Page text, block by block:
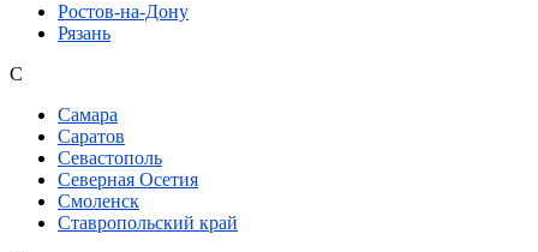
Ростов-на-Дону
Рязань
С
Самара
Саратов
Севастополь
Северная Осетия
Смоленск
Ставропольский край